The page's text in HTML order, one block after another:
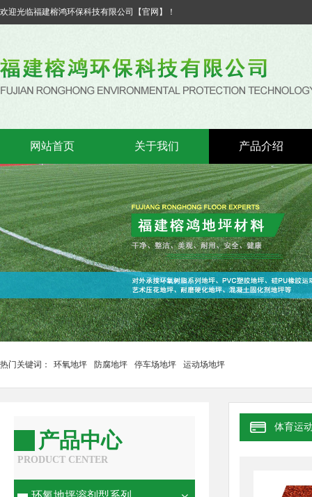
欢迎光临福建榕鸿环保科技有限公司【官网】！
网站首页 关于我们 产品介绍
热门关键词： 环氧地坪 防腐地坪 停车场地坪 运动场地坪
产品中心
PRODUCT CENTER
体育运